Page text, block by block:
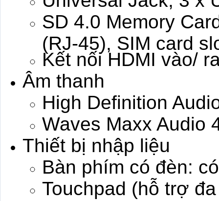
SD 4.0 Memory
(RJ-45), SIM card
Kết nối HDMI vào/
Âm thanh
High Definition
Waves Maxx Audio
Thiết bị nhập liệu
Bàn phím có đèn: có
Touchpad (hỗ trợ